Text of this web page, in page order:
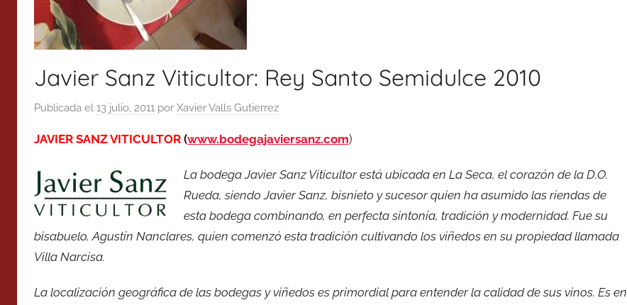
Javier Sanz Viticultor: Rey Santo Semidulce 2010
Publicada el 13 julio, 2011 por Xavier Valls Gutierrez
JAVIER SANZ VITICULTOR (www.bodegajaviersanz.com)
La bodega Javier Sanz Viticultor está ubicada en La Seca, el corazón de la D.O.
Rueda, siendo Javier Sanz, bisnieto y sucesor quien ha asumido las riendas de
esta bodega combinando, en perfecta sintonía, tradición y modernidad. Fue su
bisabuelo, Agustín Nanclares, quien comenzó esta tradición cultivando los viñedos en su propiedad llamada
Villa Narcisa.
La localización geográfica de las bodegas y viñedos es primordial para entender la calidad de sus vinos. Es en